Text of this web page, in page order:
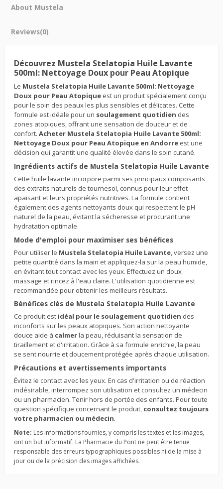
About Mustela
Reviews(0)
Découvrez Mustela Stelatopia Huile Lavante
500ml: Nettoyage Doux pour Peau Atopique
Le Mustela Stelatopia Huile Lavante 500ml: Nettoyage
Doux pour Peau Atopique est un produit spécialement conçu
pour le soin des peaux les plus sensibles et délicates. Cette
formule est idéale pour un soulagement quotidien des
zones atopiques, offrant une sensation de douceur et de
confort. Acheter Mustela Stelatopia Huile Lavante 500ml:
Nettoyage Doux pour Peau Atopique en Andorre est une
décision qui garantit une qualité élevée dans le soin cutané.
Ingrédients actifs de Mustela Stelatopia Huile Lavante
Cette huile lavante incorpore parmi ses principaux composants
des extraits naturels de tournesol, connus pour leur effet
apaisant et leurs propriétés nutritives. La formule contient
également des agents nettoyants doux qui respectent le pH
naturel de la peau, évitant la sécheresse et procurant une
hydratation optimale.
Mode d'emploi pour maximiser ses bénéfices
Pour utiliser le Mustela Stelatopia Huile Lavante , versez une
petite quantité dans la main et appliquez-la sur la peau humide,
en évitant tout contact avec les yeux. Effectuez un doux
massage et rincez à l'eau claire. L'utilisation quotidienne est
recommandée pour obtenir les meilleurs résultats.
Bénéfices clés de Mustela Stelatopia Huile Lavante
Ce produit est idéal pour le soulagement quotidien des
inconforts sur les peaux atopiques. Son action nettoyante
douce aide à calmerla peau, réduisant la sensation de
tiraillement et d'irritation. Grâce à sa formule enrichie, la peau
se sent nourrie et doucement protégée après chaque utilisation.
Précautions et avertissements importants
Évitez le contact avec les yeux. En cas d'irritation ou de réaction
indésirable, interrompez son utilisation et consultez un médecin
ou un pharmacien. Tenir hors de portée des enfants. Pour toute
question spécifique concernant le produit, consultez toujours
votre pharmacien ou médecin.
Note: Les informations fournies, y compris les textes et les images,
ont un but informatif. La Pharmacie du Pont ne peut être tenue
responsable des erreurs typographiques possibles ni de la mise à
jour ou de la précision des images affichées.